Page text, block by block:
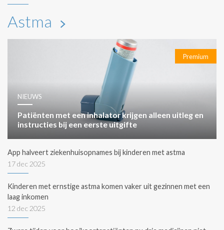
Astma
Premium
NIEUWS
Patiënten met een inhalator krijgen alleen uitleg en
instructies bij een eerste uitgifte
App halveert ziekenhuisopnames bij kinderen met astma
17 dec 2025
Kinderen met ernstige astma komen vaker uit gezinnen met een
laag inkomen
12 dec 2025